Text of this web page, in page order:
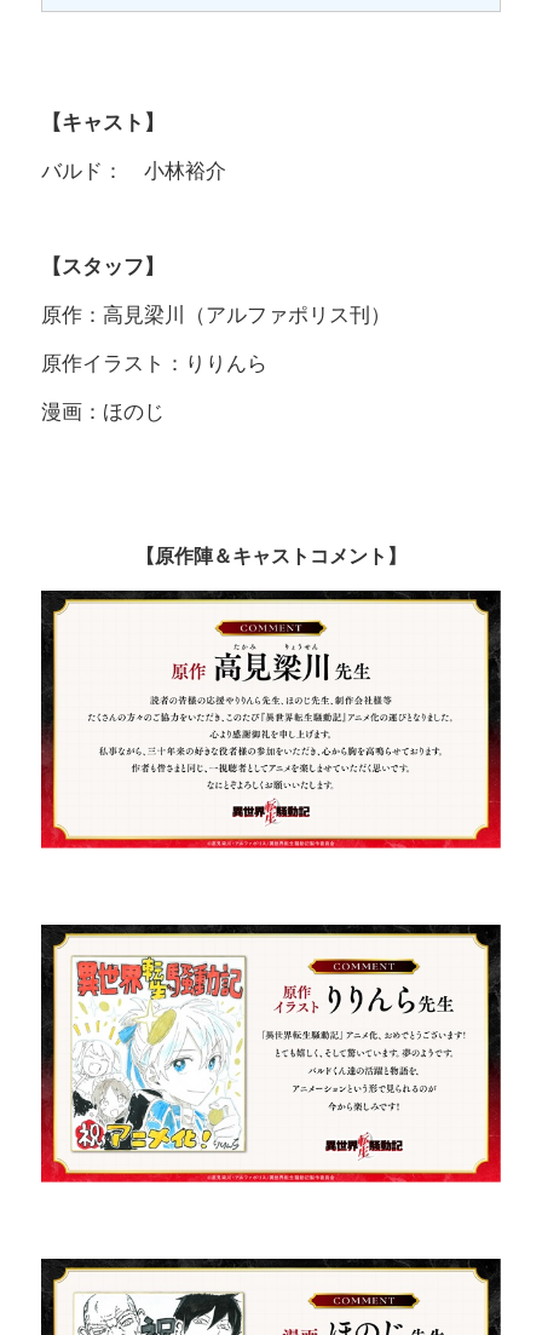
【キャスト】
バルド： 小林裕介
【スタッフ】
原作：高見梁川（アルファポリス刊）
原作イラスト：りりんら
漫画：ほのじ
【原作陣＆キャストコメント】